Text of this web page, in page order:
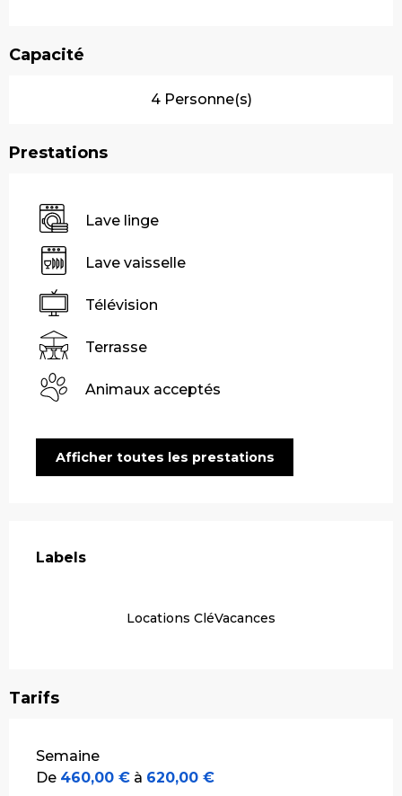
Capacité
4 Personne(s)
Prestations
Lave linge
Lave vaisselle
Télévision
Terrasse
Animaux acceptés
Afficher toutes les prestations
Labels
Labels
Locations CléVacances
Tarifs
Tarifs 2026
Semaine
De 460,00 € à 620,00 €